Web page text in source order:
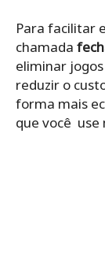
Para facilitar
chamada
eliminar
reduzir o
forma mais
que você use